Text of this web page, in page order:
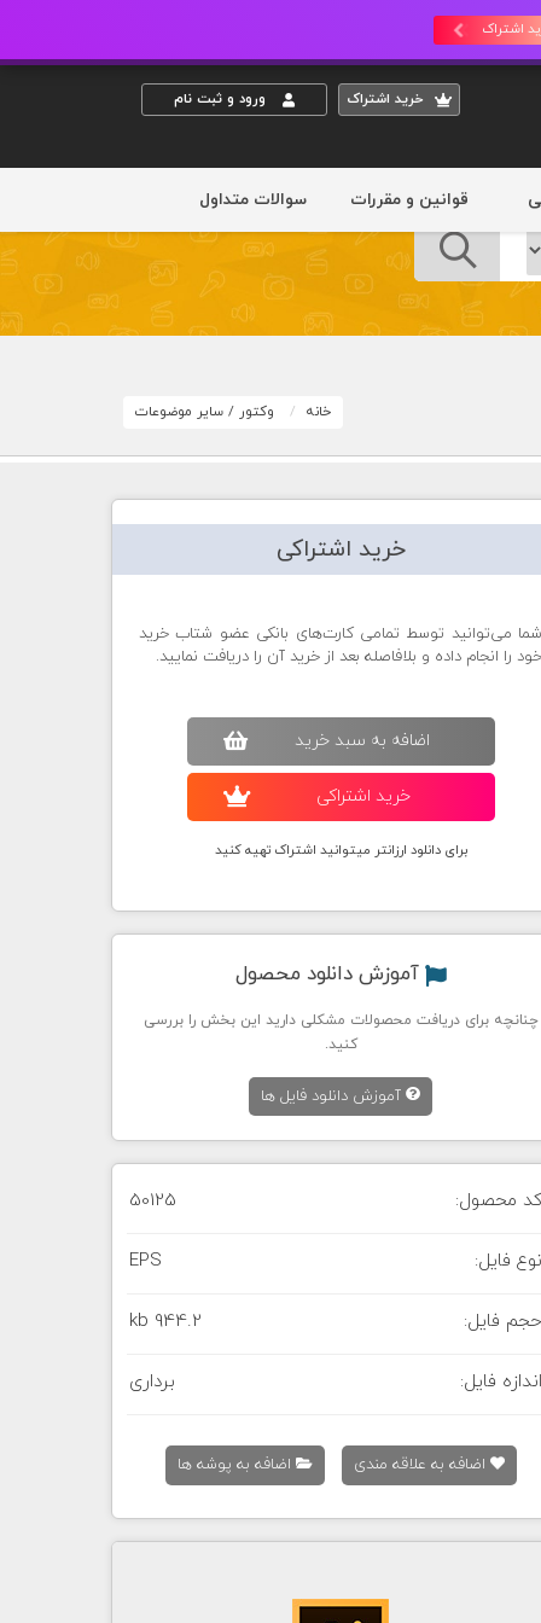
اشتراک
خريد اشتراک ورود و ثبت نام
قوانین و مقررات سوالات متداول
خانه وکتور / سایر موضوعات
خرید اشتراکی
شما می‌توانید توسط تمامی کارت‌های بانکی عضو شتاب خرید
خود را انجام داده و بلافاصله بعد از خرید آن را دریافت نمایید.
اضافه به سبد خريد
خريد اشتراکی
برای دانلود ارزانتر میتوانید اشتراک تهیه کنید
آموزش دانلود محصول
چنانچه برای دریافت محصولات مشکلی دارید این بخش را بررسی
کنید.
آموزش دانلود فایل ها
کد محصول: 50125
نوع فایل: EPS
حجم فایل: 944.2 kb
اندازه فایل: برداری
اضافه به علاقه مندی اضافه به پوشه ها